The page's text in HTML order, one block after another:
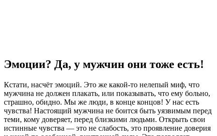
Эмоции? Да, у мужчин они тоже есть!
Кстати, насчёт эмоций. Это же какой-то нелепый миф, что
мужчина не должен плакать, или показывать, что ему больно,
страшно, обидно. Мы же люди, в конце концов! У нас есть
чувства! Настоящий мужчина не боится быть уязвимым перед
теми, кому доверяет, перед близкими людьми. Открыть свои
истинные чувства — это не слабость, это проявление доверия